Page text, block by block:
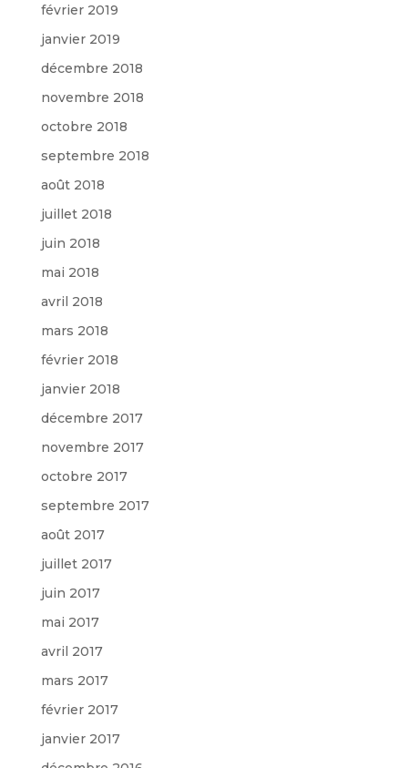
février 2019
janvier 2019
décembre 2018
novembre 2018
octobre 2018
septembre 2018
août 2018
juillet 2018
juin 2018
mai 2018
avril 2018
mars 2018
février 2018
janvier 2018
décembre 2017
novembre 2017
octobre 2017
septembre 2017
août 2017
juillet 2017
juin 2017
mai 2017
avril 2017
mars 2017
février 2017
janvier 2017